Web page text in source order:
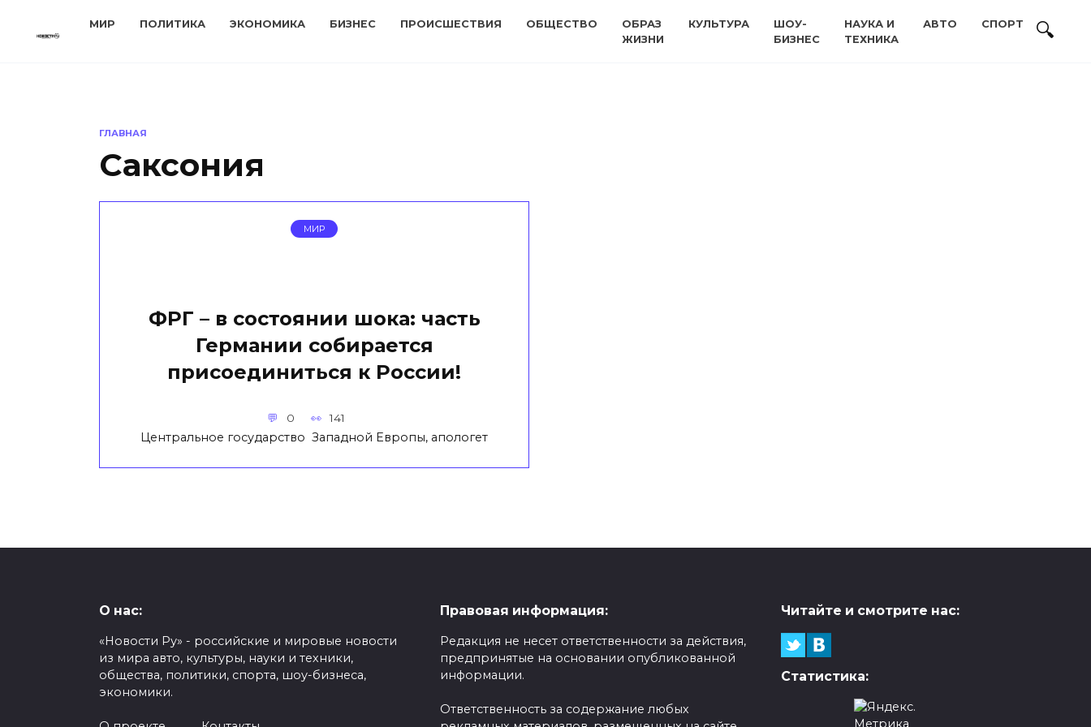
МИР ПОЛИТИКА ЭКОНОМИКА БИЗНЕС ПРОИСШЕСТВИЯ ОБЩЕСТВО
ОБРАЗ
ЖИЗНИ
КУЛЬТУРА
ШОУ-
БИЗНЕС
НАУКА И
ТЕХНИКА
АВТО СПОРТ
ГЛАВНАЯ
Саксония
МИР
ФРГ – в состоянии шока: часть
Германии собирается
присоединиться к России!
0 141
Центральное государство Западной Европы, апологет
О нас:
«Новости Ру» - российские и мировые новости
из мира авто, культуры, науки и техники,
общества, политики, спорта, шоу-бизнеса,
экономики.
Правовая информация:
Редакция не несет ответственности за действия,
предпринятые на основании опубликованной
информации.
Ответственность за содержание любых
Читайте и смотрите нас:
Статистика: